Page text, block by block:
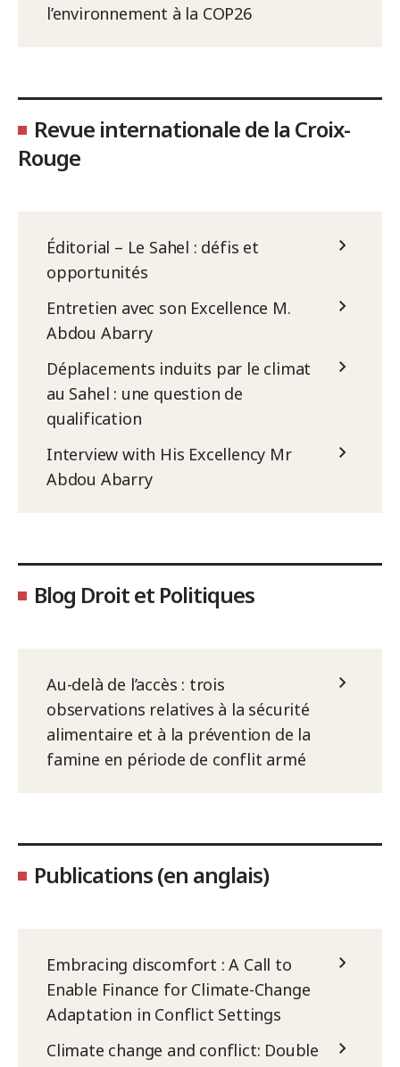
l’environnement à la COP26
Revue internationale de la Croix-
Rouge
Éditorial – Le Sahel : défis et
opportunités
Entretien avec son Excellence M.
Abdou Abarry
Déplacements induits par le climat
au Sahel : une question de
qualification
Interview with His Excellency Mr
Abdou Abarry
Blog Droit et Politiques
Au-delà de l’accès : trois
observations relatives à la sécurité
alimentaire et à la prévention de la
famine en période de conflit armé
Publications (en anglais)
Embracing discomfort : A Call to
Enable Finance for Climate-Change
Adaptation in Conflict Settings
Climate change and conflict: Double